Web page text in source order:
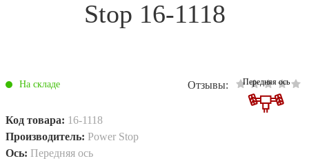
Stop 16-1118
Передняя ось
На складе Отзывы:
Код товара: 16-1118
Производитель: Power Stop
Ось: Передняя ось